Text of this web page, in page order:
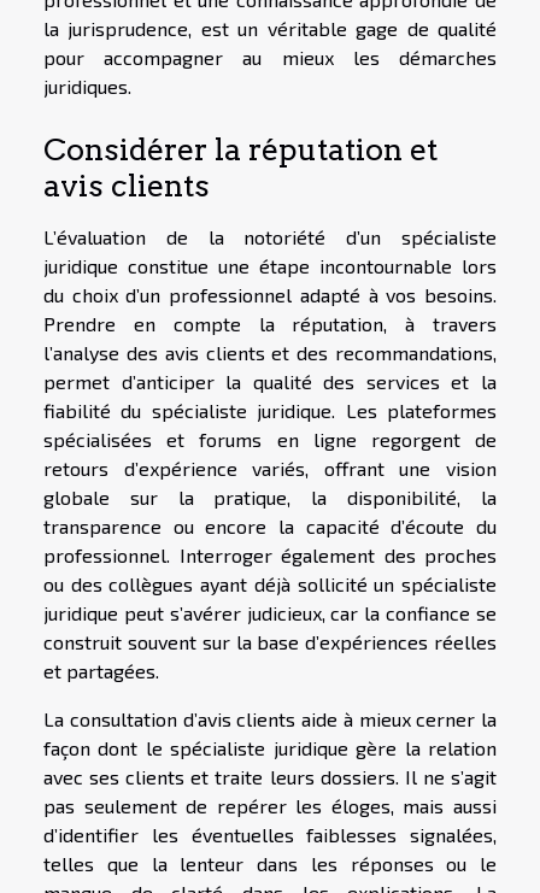
la jurisprudence, est un véritable gage de qualité
pour accompagner au mieux les démarches
juridiques.
Considérer la réputation et
avis clients
L’évaluation de la notoriété d’un spécialiste
juridique constitue une étape incontournable lors
du choix d’un professionnel adapté à vos besoins.
Prendre en compte la réputation, à travers
l’analyse des avis clients et des recommandations,
permet d’anticiper la qualité des services et la
fiabilité du spécialiste juridique. Les plateformes
spécialisées et forums en ligne regorgent de
retours d’expérience variés, offrant une vision
globale sur la pratique, la disponibilité, la
transparence ou encore la capacité d’écoute du
professionnel. Interroger également des proches
ou des collègues ayant déjà sollicité un spécialiste
juridique peut s’avérer judicieux, car la confiance se
construit souvent sur la base d’expériences réelles
et partagées.
La consultation d’avis clients aide à mieux cerner la
façon dont le spécialiste juridique gère la relation
avec ses clients et traite leurs dossiers. Il ne s’agit
pas seulement de repérer les éloges, mais aussi
d’identifier les éventuelles faiblesses signalées,
telles que la lenteur dans les réponses ou le